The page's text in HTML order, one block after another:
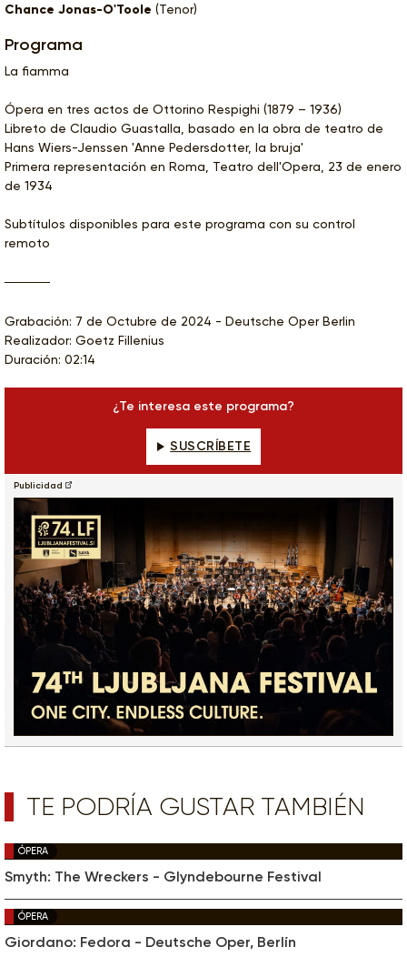
Chance Jonas-O'Toole (Tenor)
Programa
La fiamma
Ópera en tres actos de Ottorino Respighi (1879 – 1936)
Libreto de Claudio Guastalla, basado en la obra de teatro de
Hans Wiers-Jenssen 'Anne Pedersdotter, la bruja'
Primera representación en Roma, Teatro dell'Opera, 23 de enero
de 1934
Subtítulos disponibles para este programa con su control
remoto
Grabación: 7 de Octubre de 2024 - Deutsche Oper Berlin
Realizador: Goetz Fillenius
Duración: 02:14
¿Te interesa este programa?
SUSCRÍBETE
Publicidad
TE PODRÍA GUSTAR TAMBIÉN
ÓPERA
Smyth: The Wreckers - Glyndebourne Festival
ÓPERA
Giordano: Fedora - Deutsche Oper, Berlín